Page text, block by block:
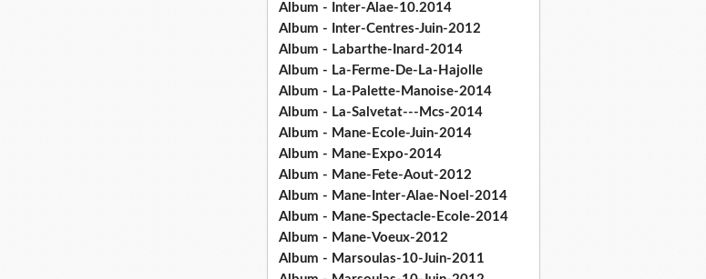
Album - Inter-Alae-10.2014
Album - Inter-Centres-Juin-2012
Album - Labarthe-Inard-2014
Album - La-Ferme-De-La-Hajolle
Album - La-Palette-Manoise-2014
Album - La-Salvetat---Mcs-2014
Album - Mane-Ecole-Juin-2014
Album - Mane-Expo-2014
Album - Mane-Fete-Aout-2012
Album - Mane-Inter-Alae-Noel-2014
Album - Mane-Spectacle-Ecole-2014
Album - Mane-Voeux-2012
Album - Marsoulas-10-Juin-2011